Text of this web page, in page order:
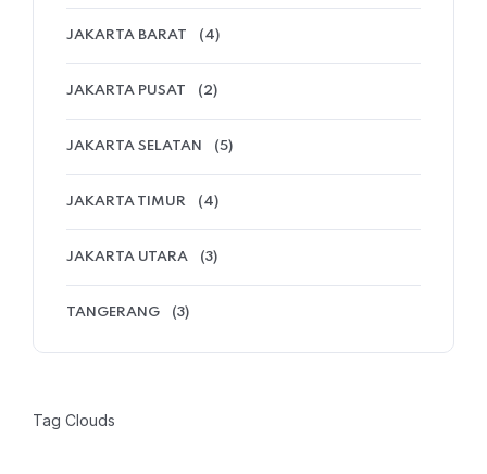
JAKARTA BARAT (4)
JAKARTA PUSAT (2)
JAKARTA SELATAN (5)
JAKARTA TIMUR (4)
JAKARTA UTARA (3)
TANGERANG (3)
Tag Clouds